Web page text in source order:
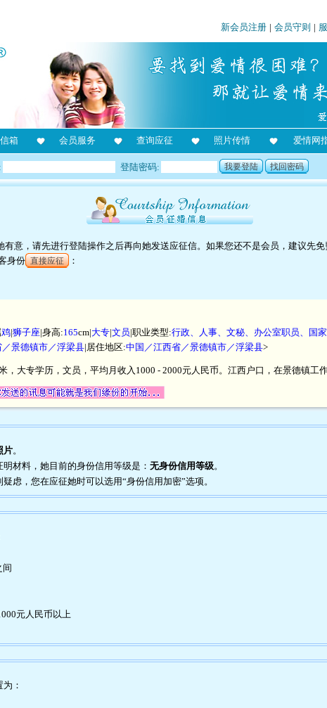
新会员注册 | 会员守则 |
箱 会员服务 查询应征 照片传情 爱情网
登陆密码: 我要登陆 找回密码
有意，请先进行登陆操作之后再向她发送应征信。如果您还不是会员，建议先免
身份 直接应征 ：
鸡|狮子座|身高:165cm|大专|文员|职业类型:行政、人事、文秘、办公室职员、国
景德镇市／浮梁县|居住地区:中国／江西省／景德镇市／浮梁县>
，大专学历，文员，平均月收入1000 - 2000元人民币。江西户口，在景德镇工
片。
材料，她目前的身份信用等级是： 无身份信用等级。
虑，您在应征她时可以选用“身份信用加密”选项。
间
元人民币以上
：